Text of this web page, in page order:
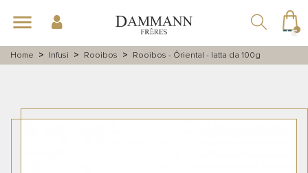
navigazione
Toggle
menu
☰
Home Infusi Rooibos Rooibos - Ôriental - latta da 100g